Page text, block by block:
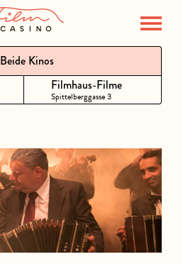
Beide Kinos
Filmhaus-Filme
Spittelberggasse 3